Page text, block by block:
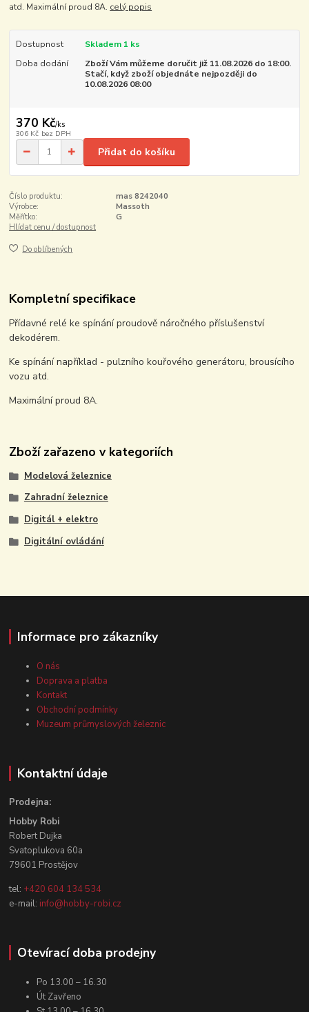
atd. Maximální proud 8A. celý popis
Dostupnost
Skladem 1 ks
Doba dodání
Zboží Vám můžeme doručit již 11.08.2026 do 18:00.
Stačí, když zboží objednáte nejpozději do
10.08.2026 08:00
370 Kč/ks
306 Kč bez DPH
Přidat do košíku
Číslo produktu:
mas 8242040
Výrobce:
Massoth
Měřítko:
G
Hlídat cenu / dostupnost
Do oblíbených
Kompletní specifikace
Přídavné relé ke spínání proudově náročného příslušenství
dekodérem.
Ke spínání například - pulzního kouřového generátoru, brousícího
vozu atd.
Maximální proud 8A.
Zboží zařazeno v kategoriích
Modelová železnice
Zahradní železnice
Digitál + elektro
Digitální ovládání
Informace pro zákazníky
O nás
Doprava a platba
Kontakt
Obchodní podmínky
Muzeum průmyslových železnic
Kontaktní údaje
Prodejna:
Hobby Robi
Robert Dujka
Svatoplukova 60a
79601 Prostějov
tel: +420 604 134 534
e-mail: info@hobby-robi.cz
Otevírací doba prodejny
Po 13.00 – 16.30
Út Zavřeno